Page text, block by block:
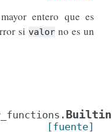
entero que es
si valor no es un
[fuente]